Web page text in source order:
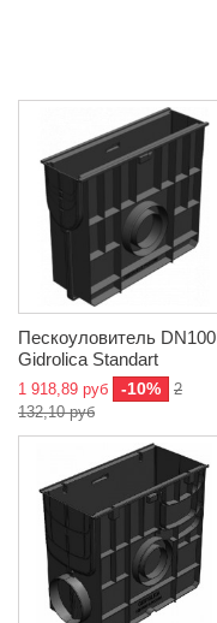
Пескоуловитель DN100
Gidrolica Standart
1 918,89 руб -10%
2
132,10 руб